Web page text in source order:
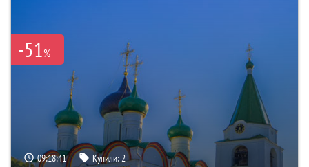
-51%
09:18:39 Купили:2